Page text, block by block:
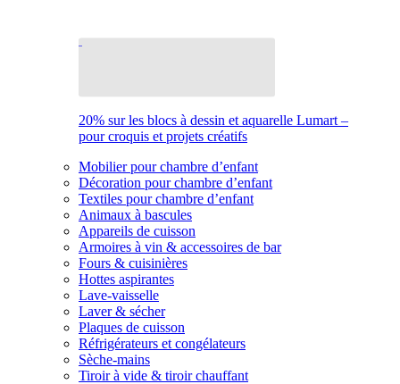
20% sur les blocs à dessin et aquarelle Lumart –
pour croquis et projets créatifs
Mobilier pour chambre d’enfant
Décoration pour chambre d’enfant
Textiles pour chambre d’enfant
Animaux à bascules
Appareils de cuisson
Armoires à vin & accessoires de bar
Fours & cuisinières
Hottes aspirantes
Lave-vaisselle
Laver & sécher
Plaques de cuisson
Réfrigérateurs et congélateurs
Sèche-mains
Tiroir à vide & tiroir chauffant